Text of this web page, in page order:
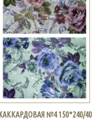
№4 150*240/40